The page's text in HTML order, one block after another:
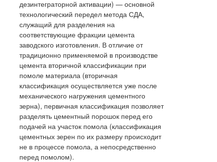
дезинтеграторной активации) — основной
технологический передел метода СДА,
служащий для разделения на
соответствующие фракции цемента
заводского изготовления. В отличие от
традиционно применяемой в производстве
цемента вторичной классификации при
помоле материала (вторичная
классификация осуществляется уже после
механического нагружения цементного
зерна), первичная классификация позволяет
разделять цементный порошок перед его
подачей на участок помола (классификация
цементных зерен по их размеру происходит
не в процессе помола, а непосредственно
перед помолом).